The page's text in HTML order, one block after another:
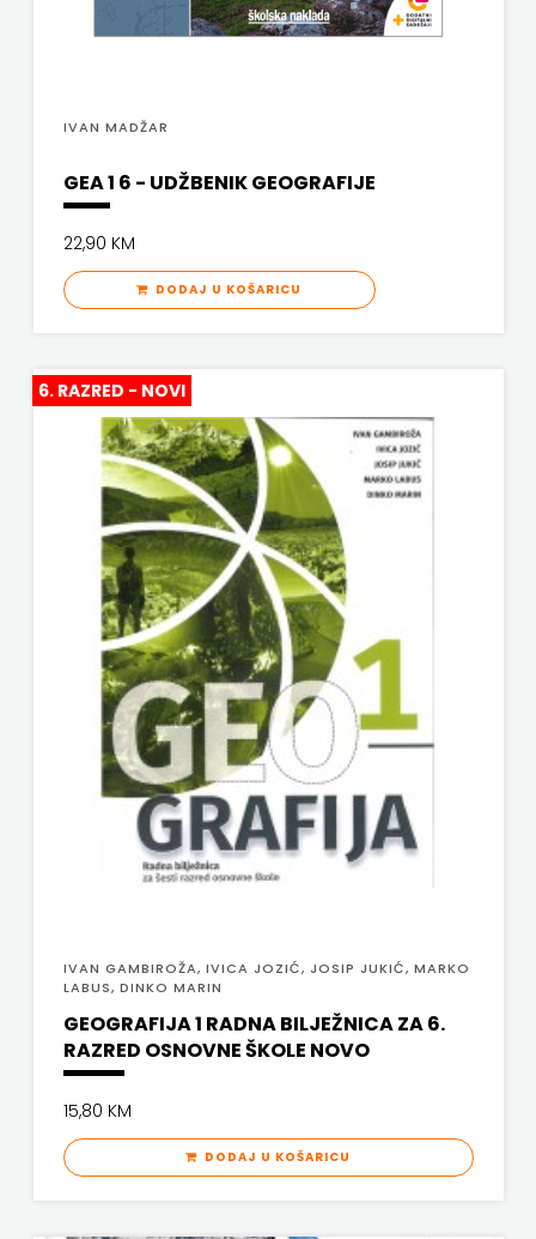
media
grupa
d.o.o.
TERAPIJA,
Twins
Company
UDRUGA
GLUTEN
IVAN MADŽAR
GEA 1 6 - UDŽBENIK GEOGRAFIJE
22,90 KM
DODAJ U KOŠARICU
6. RAZRED - NOVI
IVAN GAMBIROŽA, IVICA JOZIĆ, JOSIP JUKIĆ, MARKO
LABUS, DINKO MARIN
GEOGRAFIJA 1 RADNA BILJEŽNICA ZA 6.
RAZRED OSNOVNE ŠKOLE NOVO
15,80 KM
DODAJ U KOŠARICU